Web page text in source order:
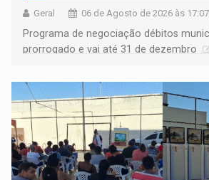
Geral 06 de Agosto de 2026 às 17:07
Programa de negociação débitos
prorrogado e vai até 31 de dezembro